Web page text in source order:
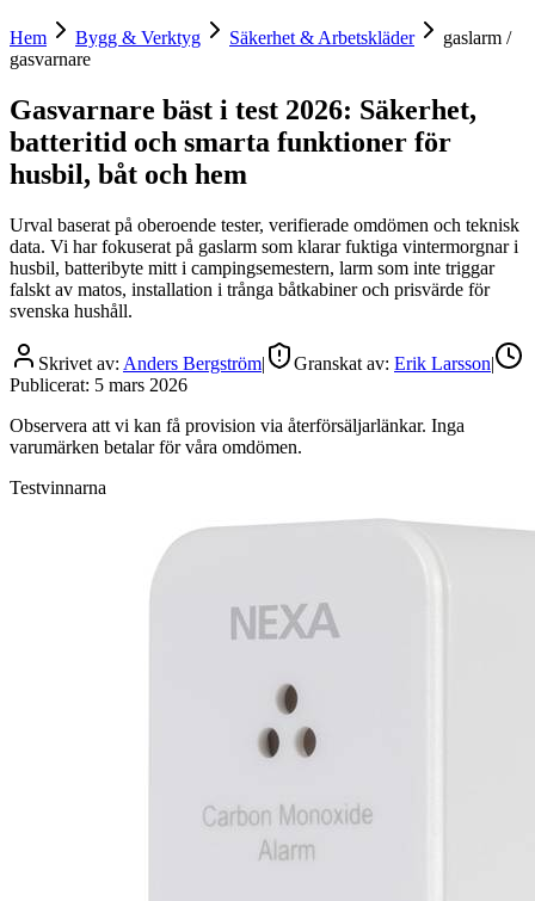
Hem Bygg & Verktyg Säkerhet & Arbetskläder
gaslarm /
gasvarnare
Gasvarnare bäst i test 2026: Säkerhet,
batteritid och smarta funktioner för
husbil, båt och hem
Urval baserat på oberoende tester, verifierade omdömen och teknisk
data. Vi har fokuserat på gaslarm som klarar fuktiga vintermorgnar i
husbil, batteribyte mitt i campingsemestern, larm som inte triggar
falskt av matos, installation i trånga båtkabiner och prisvärde för
svenska hushåll.
Skrivet av: Anders Bergström| Granskat av: Erik Larsson|
Publicerat: 5 mars 2026
Observera att vi kan få provision via återförsäljarlänkar. Inga
varumärken betalar för våra omdömen.
Testvinnarna